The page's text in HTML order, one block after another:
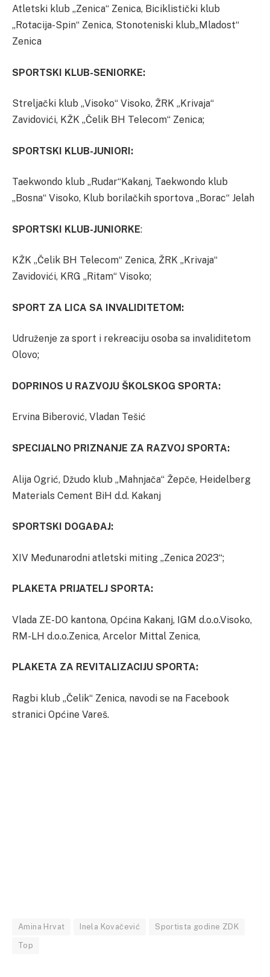
Atletski klub „Zenica“ Zenica, Biciklistički klub
„Rotacija-Spin“ Zenica, Stonoteniski klub„Mladost“
Zenica
SPORTSKI KLUB-SENIORKE:
Streljački klub „Visoko“ Visoko, ŽRK „Krivaja“
Zavidovići, KŽK „Čelik BH Telecom“ Zenica;
SPORTSKI KLUB-JUNIORI:
Taekwondo klub „Rudar“Kakanj, Taekwondo klub
„Bosna“ Visoko, Klub borilačkih sportova „Borac“ Jelah
SPORTSKI KLUB-JUNIORKE:
KŽK „Čelik BH Telecom“ Zenica, ŽRK „Krivaja“
Zavidovići, KRG „Ritam“ Visoko;
SPORT ZA LICA SA INVALIDITETOM:
Udruženje za sport i rekreaciju osoba sa invaliditetom
Olovo;
DOPRINOS U RAZVOJU ŠKOLSKOG SPORTA:
Ervina Biberović, Vladan Tešić
SPECIJALNO PRIZNANJE ZA RAZVOJ SPORTA:
Alija Ogrić, Džudo klub „Mahnjača“ Žepče, Heidelberg
Materials Cement BiH d.d. Kakanj
SPORTSKI DOGAĐAJ:
XIV Međunarodni atletski miting „Zenica 2023“;
PLAKETA PRIJATELJ SPORTA:
Vlada ZE-DO kantona, Općina Kakanj, IGM d.o.o.Visoko,
RM-LH d.o.o.Zenica, Arcelor Mittal Zenica,
PLAKETA ZA REVITALIZACIJU SPORTA:
Ragbi klub „Čelik“ Zenica, navodi se na Facebook
stranici Općine Vareš.
Amina Hrvat Inela Kovačević Sportista godine ZDK
Top